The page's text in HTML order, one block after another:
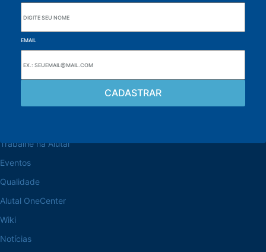
EMAIL
Trabalhe na Alutal
Eventos
Qualidade
Alutal OneCenter
Wiki
Notícias